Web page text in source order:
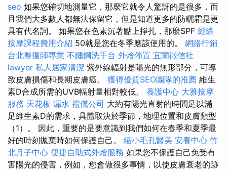
seo 如果您確切地測量它，那麼它就令人驚訝的是很多，而
且我們大多數人都無法保留它，但是知道更多的防曬霜是更
具有代名詞。 如果您在色素沉著點上掙扎，那麼SPF 經絡
按摩課程費用介紹 50就是您在冬季應該使用的。 網路行銷
台北整復師專業 不鏽鋼洗手台 外燴佈置 宜蘭徵信社
lawyer 私人居家清潔 紫外線輻射是陽光的無形部分，可導
致皮膚損傷和長期皮膚癌。 獲得優質SEO團隊的推薦 維生
素D合成所需的UVB輻射量相對較低。 養護中心 大雅按摩
服務 天花板 漏水 禮儀公司 大約有陽光直射的時間足以滿
足維生素D的需求，具體取決於季節，地理位置和皮膚類型
（1）。 因此，重要的是要意識到我們如何在春季和夏季最
好的時刻拋棄時如何保護自己。 縮小毛孔醫美 安養中心 竹
北月子中心 便捷自助式外燴服務 如果您不保護自己免受有
害陽光的侵害，例如，您會做很多事情，以使皮膚衰老的跡